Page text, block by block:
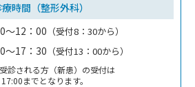
時間（整形外科）
～12：00 （受付8：30から）
～17：30 （受付13：00から）
診される方（新患）の受付は
17:00までとなります。